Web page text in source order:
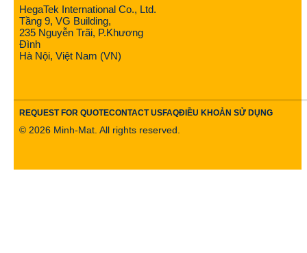
HegaTek International Co., Ltd.
Tầng 9, VG Building,
235 Nguyễn Trãi, P.Khương
Đình
Hà Nội, Việt Nam (VN)
REQUEST FOR QUOTECONTACT USFAQĐIỀU KHOẢN SỬ DỤNG
© 2026 Minh-Mat. All rights reserved.